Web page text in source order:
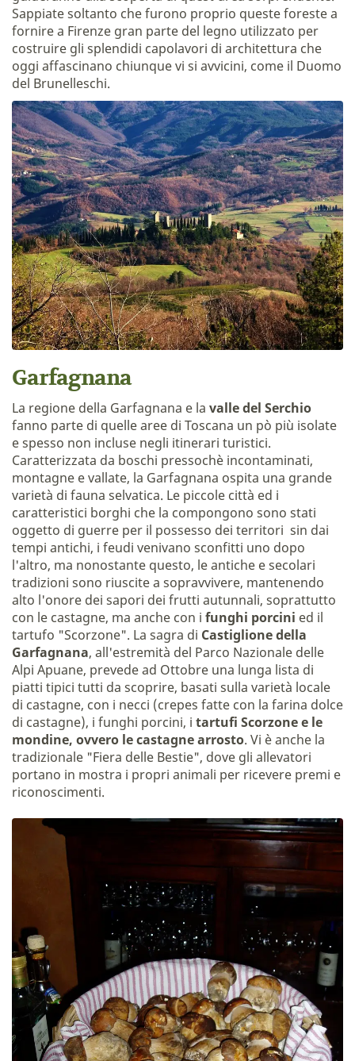
Sappiate soltanto che furono proprio queste foreste a
fornire a Firenze gran parte del legno utilizzato per
costruire gli splendidi capolavori di architettura che
oggi affascinano chiunque vi si avvicini, come il Duomo
del Brunelleschi.
Garfagnana
La regione della Garfagnana e la valle del Serchio
fanno parte di quelle aree di Toscana un pò più isolate
e spesso non incluse negli itinerari turistici.
Caratterizzata da boschi pressochè incontaminati,
montagne e vallate, la Garfagnana ospita una grande
varietà di fauna selvatica. Le piccole città ed i
caratteristici borghi che la compongono sono stati
oggetto di guerre per il possesso dei territori sin dai
tempi antichi, i feudi venivano sconfitti uno dopo
l'altro, ma nonostante questo, le antiche e secolari
tradizioni sono riuscite a sopravvivere, mantenendo
alto l'onore dei sapori dei frutti autunnali, soprattutto
con le castagne, ma anche con i funghi porcini ed il
tartufo "Scorzone". La sagra di Castiglione della
Garfagnana, all'estremità del Parco Nazionale delle
Alpi Apuane, prevede ad Ottobre una lunga lista di
piatti tipici tutti da scoprire, basati sulla varietà locale
di castagne, con i necci (crepes fatte con la farina dolce
di castagne), i funghi porcini, i tartufi Scorzone e le
mondine, ovvero le castagne arrosto. Vi è anche la
tradizionale "Fiera delle Bestie", dove gli allevatori
portano in mostra i propri animali per ricevere premi e
riconoscimenti.